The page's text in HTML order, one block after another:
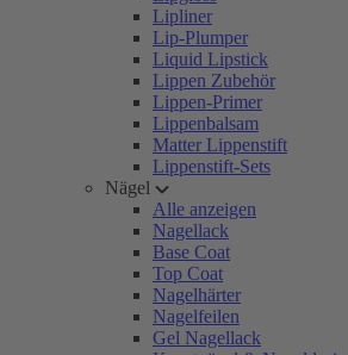
Lipliner
Lip-Plumper
Liquid Lipstick
Lippen Zubehör
Lippen-Primer
Lippenbalsam
Matter Lippenstift
Lippenstift-Sets
Nägel
Alle anzeigen
Nagellack
Base Coat
Top Coat
Nagelhärter
Nagelfeilen
Gel Nagellack